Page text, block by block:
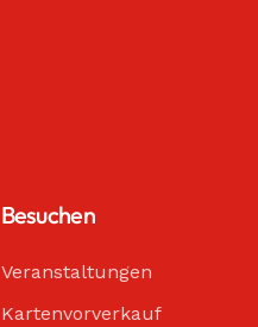
Besuchen
Veranstaltungen
Kartenvorverkauf